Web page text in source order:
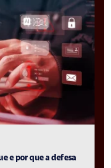
e por que a defesa